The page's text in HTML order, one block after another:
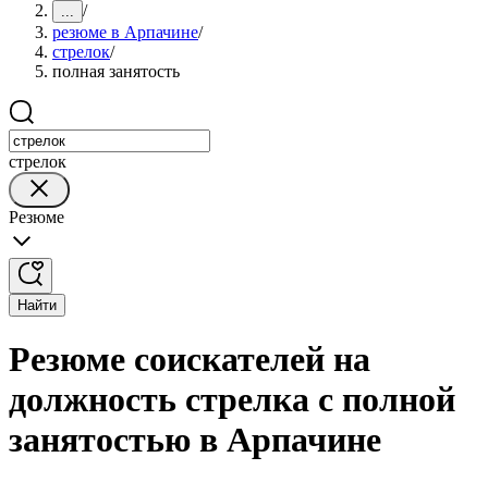
... /
резюме в Арпачине/
стрелок/
полная занятость
стрелок
Резюме
Найти
Резюме соискателей на
должность стрелка с полной
занятостью в Арпачине